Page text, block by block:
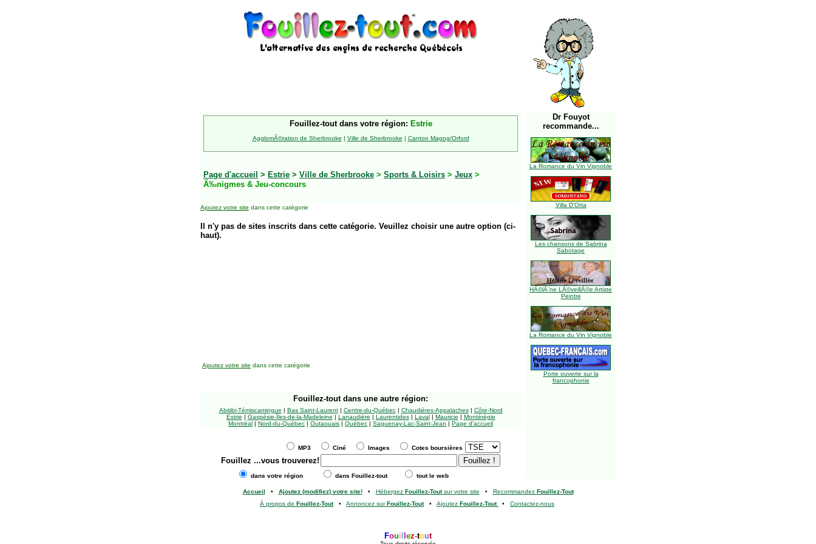
Fouillez-tout dans votre région: Estrie
AgglomÃ©ration de Sherbrooke | Ville de Sherbrooke | Canton Magog/Orford
Page d'accueil > Estrie > Ville de Sherbrooke > Sports & Loisirs > Jeux >
Ã‰nigmes & Jeu-concours
Ajoutez votre site dans cette catégorie
Il n'y pas de sites inscrits dans cette catégorie. Veuillez choisir une autre option (ci-
haut).
Dr Fouyot
recommande...
La Romance du Vin Vignoble
Villa D'Orta
Les chansons de Sabrina
Sabotage
HÃ©lÃ¨ne LÃ©veillÃ©e Artiste
Peintre
La Romance du Vin Vignoble
Porte ouverte sur la
francophonie
Ajoutez votre site dans cette catégorie
Fouillez-tout dans une autre région:
Abitibi-Témiscamingue | Bas Saint-Laurent| Centre-du-Québec| Chaudières-Appalaches| Côte-Nord
Estrie | Gaspésie-Îles-de-la-Madeleine | Lanaudière | Laurentides| Laval| Mauricie | Montérégie
Montréal | Nord-du-Québec | Outaouais | Québec | Saguenay-Lac-Saint-Jean | Page d'accueil
MP3 Ciné Images Cotes boursières
Fouillez ...vous trouverez!
dans votre région dans Fouillez-tout tout le web
Accueil • Ajoutez (modifiez) votre site!• Hébergez Fouillez-Toutsur votre site • Recommandez Fouillez-Tout
À propos de Fouillez-Tout• Annoncez surFouillez-Tout• Ajoutez Fouillez-Tout • Contactez-nous
Foui ez-tout